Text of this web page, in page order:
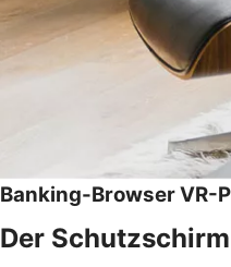
Banking-Browser VR-
Der